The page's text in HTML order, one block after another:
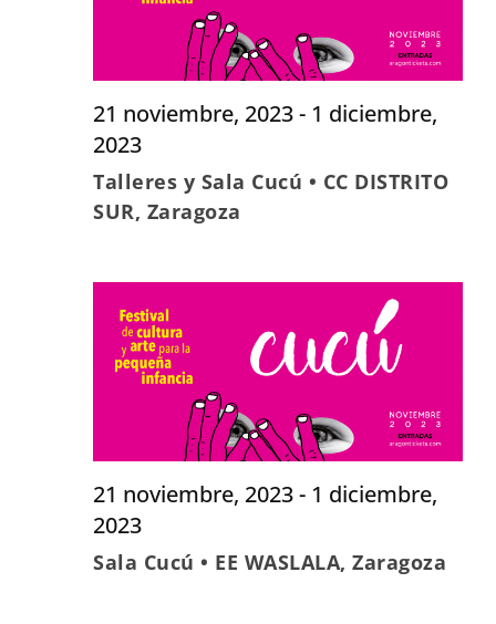
21 noviembre, 2023- 1 diciembre,
2023
Talleres y Sala Cucú • CC DISTRITO
SUR, Zaragoza
21 noviembre, 2023- 1 diciembre,
2023
Sala Cucú • EE WASLALA, Zaragoza